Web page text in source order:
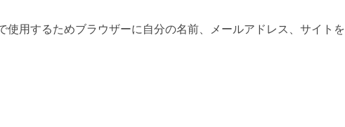
使用するためブラウザーに自分の名前、メールアドレス、サイトを